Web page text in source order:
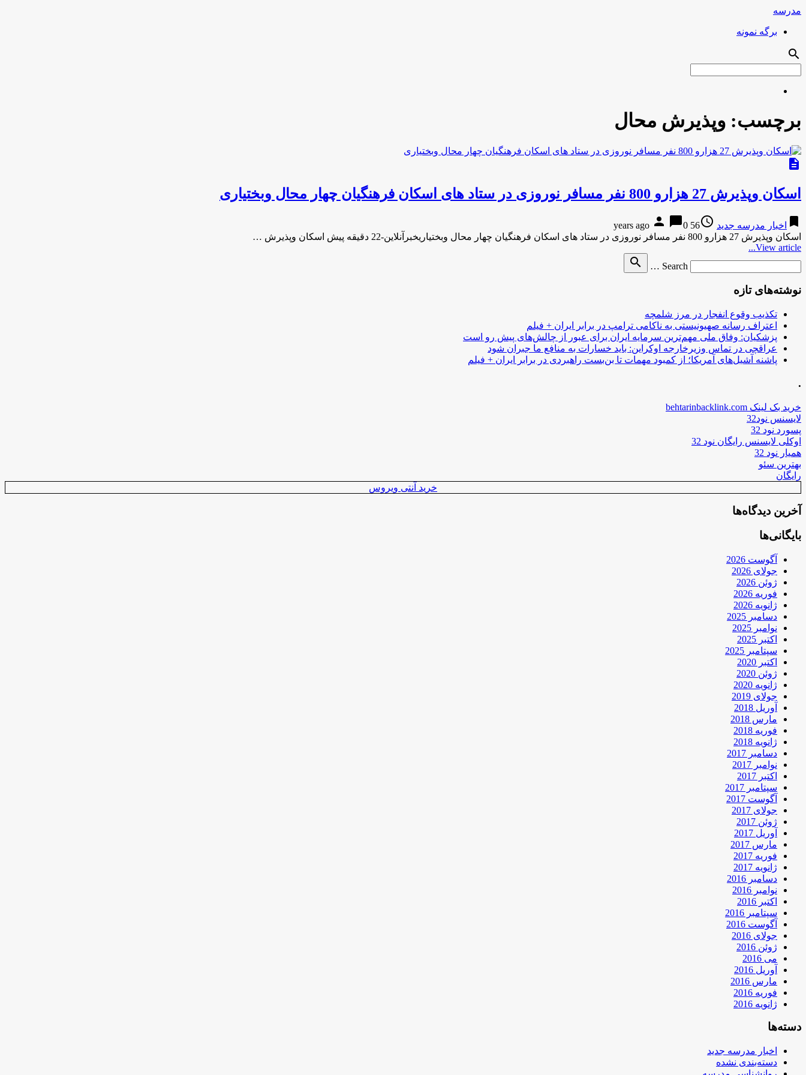
مدرسه
برگه نمونه
search
برچسب: وپذیرش محال
description
اسکان وپذیرش 27 هزارو 800 نفر مسافر نوروزی در ستاد های اسکان فرهنگیان چهار محال وبختیاری
bookmark اخبار مدرسه جدید access_time
56 years ago
person chat_bubble0
اسکان وپذیرش 27 هزارو 800 نفر مسافر نوروزی در ستاد های اسکان فرهنگیان چهار محال وبختیاریخبرآنلاین-22 دقیقه پیش اسکان وپذیرش …
View article...
Search …
search
نوشته‌های تازه
تکذیب وقوع انفجار در مرز شلمچه
اعتراف رسانه صهیونیستی به ناکامی ترامپ در برابر ایران + فیلم
پزشکیان: وفاق ملی مهم‌ترین سرمایه ایران برای عبور از چالش‌های پیش رو است
عراقچی در تماس وزیرخارجه اوکراین: باید خسارات به منافع ما جبران شود
پاشنه آشیل‌های آمریکا؛ از کمبود مهمات تا بن‌بست راهبردی در برابر ایران + فیلم
.
خرید بک لینک behtarinbacklink.com
لایسنس نود32
پسورد نود 32
اوکلی لایسنس رایگان نود 32
همیار نود 32
بهترین سئو
رایگان
خرید آنتی ویروس
آخرین دیدگاه‌ها
بایگانی‌ها
آگوست 2026
جولای 2026
ژوئن 2026
فوریه 2026
ژانویه 2026
دسامبر 2025
نوامبر 2025
اکتبر 2025
سپتامبر 2025
اکتبر 2020
ژوئن 2020
ژانویه 2020
جولای 2019
آوریل 2018
مارس 2018
فوریه 2018
ژانویه 2018
دسامبر 2017
نوامبر 2017
اکتبر 2017
سپتامبر 2017
آگوست 2017
جولای 2017
ژوئن 2017
آوریل 2017
مارس 2017
فوریه 2017
ژانویه 2017
دسامبر 2016
نوامبر 2016
اکتبر 2016
سپتامبر 2016
آگوست 2016
جولای 2016
ژوئن 2016
می 2016
آوریل 2016
مارس 2016
فوریه 2016
ژانویه 2016
دسته‌ها
اخبار مدرسه جدید
دسته‌بندی نشده